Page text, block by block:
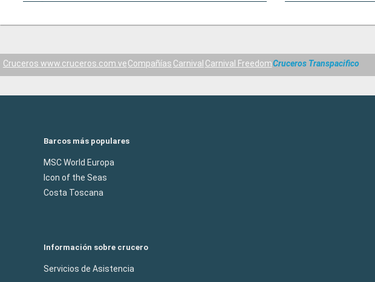
Cruceros www.cruceros.com.veCompañías Carnival Carnival FreedomCruceros Transpacifico
Barcos más populares
MSC World Europa
Icon of the Seas
Costa Toscana
Información sobre crucero
Servicios de Asistencia